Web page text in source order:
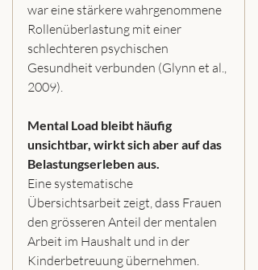
war eine stärkere wahrgenommene
Rollenüberlastung mit einer
schlechteren psychischen
Gesundheit verbunden (Glynn et al.,
2009).
Mental Load bleibt häufig
unsichtbar, wirkt sich aber auf das
Belastungserleben aus.
Eine systematische
Übersichtsarbeit zeigt, dass Frauen
den grösseren Anteil der mentalen
Arbeit im Haushalt und in der
Kinderbetreuung übernehmen.